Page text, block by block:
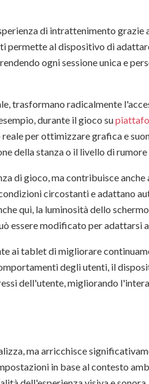
di intrattenimento grazie
permette al dispositivo di
ogni sessione unica e
trasformano radicalmente
durante il gioco su
per ottimizzare grafica e
della stanza o il livello di
di gioco, ma contribuisce anche
circostanti e adattano
qui, la luminosità dello
essere modificato per adattarsi
ai tablet di migliorare
degli utenti, il
dell'utente, migliorando
ma arricchisce
in base al contesto